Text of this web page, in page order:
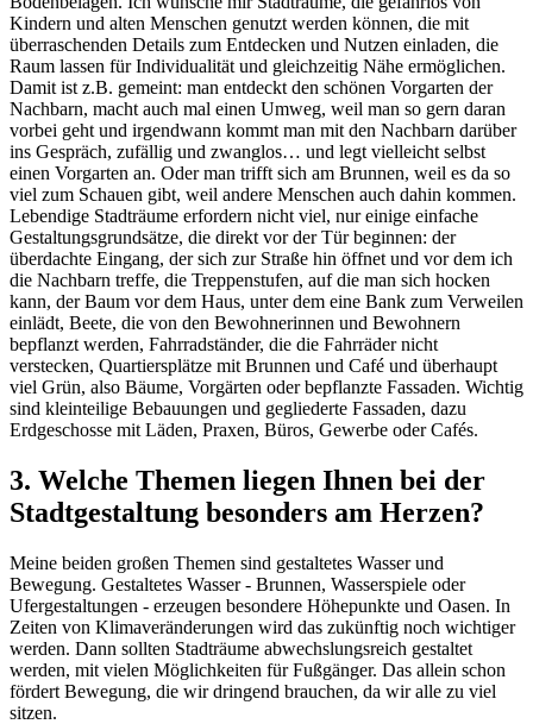
Kindern und alten Menschen genutzt werden können, die mit
überraschenden Details zum Entdecken und Nutzen einladen, die
Raum lassen für Individualität und gleichzeitig Nähe ermöglichen.
Damit ist z.B. gemeint: man entdeckt den schönen Vorgarten der
Nachbarn, macht auch mal einen Umweg, weil man so gern daran
vorbei geht und irgendwann kommt man mit den Nachbarn darüber
ins Gespräch, zufällig und zwanglos… und legt vielleicht selbst
einen Vorgarten an. Oder man trifft sich am Brunnen, weil es da so
viel zum Schauen gibt, weil andere Menschen auch dahin kommen.
Lebendige Stadträume erfordern nicht viel, nur einige einfache
Gestaltungsgrundsätze, die direkt vor der Tür beginnen: der
überdachte Eingang, der sich zur Straße hin öffnet und vor dem ich
die Nachbarn treffe, die Treppenstufen, auf die man sich hocken
kann, der Baum vor dem Haus, unter dem eine Bank zum Verweilen
einlädt, Beete, die von den Bewohnerinnen und Bewohnern
bepflanzt werden, Fahrradständer, die die Fahrräder nicht
verstecken, Quartiersplätze mit Brunnen und Café und überhaupt
viel Grün, also Bäume, Vorgärten oder bepflanzte Fassaden. Wichtig
sind kleinteilige Bebauungen und gegliederte Fassaden, dazu
Erdgeschosse mit Läden, Praxen, Büros, Gewerbe oder Cafés.
3. Welche Themen liegen Ihnen bei der
Stadtgestaltung besonders am Herzen?
Meine beiden großen Themen sind gestaltetes Wasser und
Bewegung. Gestaltetes Wasser - Brunnen, Wasserspiele oder
Ufergestaltungen - erzeugen besondere Höhepunkte und Oasen. In
Zeiten von Klimaveränderungen wird das zukünftig noch wichtiger
werden. Dann sollten Stadträume abwechslungsreich gestaltet
werden, mit vielen Möglichkeiten für Fußgänger. Das allein schon
fördert Bewegung, die wir dringend brauchen, da wir alle zu viel
sitzen.